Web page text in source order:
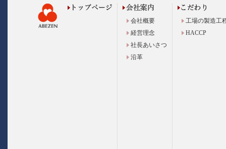
会社概要
経営理念
社長あいさつ
沿革
工場の製造工
HACCP